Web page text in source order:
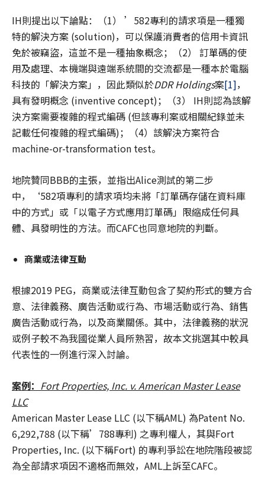
IH則提出以下論點：（1） ’582專利的請求項是一種獨
特的解決方案 (solution)，可以保護消費者的信用卡資訊
免於被竊盜，這並不是一種抽象概念；（2） 訂單碼的使
用及處理、本機端與遠端系統間的交流都是一種本於電腦
科技的「解決方案」，因此類似於DDR Holdings案[1]，
具有發明概念 (inventive concept)；（3） IH則認為該解
決方案需要複雜的程式編碼 (但該專利案或相關紀錄並未
記載任何複雜的程式編碼)；（4）該解決方案符合
machine-or-transformation test。
地院贊同BBB的主張，並指出Alice測試的第二步
中，‘582項專利的請求項均未將「訂單碼存儲在資料庫
中的方式」或「以電子方式應用訂單碼」限縮成任何具
體、具發明性的方法。而CAFC也同意地院的判斷。
商業或法律互動
根據2019 PEG，商業或法律互動包含了契約形式的雙方合
意、法律義務、廣告活動或行為、市場活動或行為、銷售
廣告活動或行為，以及商業關係。其中，法律義務的狀況
或例子較不為我國從業人員所熟習，故本文挑選其中較具
代表性的一例進行深入討論。
案例： Fort Properties, Inc. v. American Master Lease
LLC
American Master Lease LLC (以下稱AML) 為Patent No.
6,292,788 (以下稱’788專利) 之專利權人，其與Fort
Properties, Inc. (以下稱Fort) 的專利爭訟在地院階段被認
為全部請求項因不適格而無效，AML上訴至CAFC。